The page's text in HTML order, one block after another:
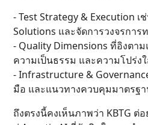
- Test Strategy & Execution เ
Solutions และจัดการวงจรการ
- Quality Dimensions ที่อิงตา
ความเป็นธรรม และความโปร่ง
- Infrastructure &
มือ และแนวทางควบคุมมาตรฐ
ถึงตรงนี้คงเห็นภาพว่า KBTG ต่